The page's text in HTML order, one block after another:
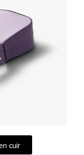
cuir